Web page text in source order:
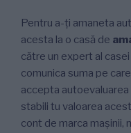
Pentru a-ți amaneta
acesta la o casă de
către un expert al
comunica suma pe
accepta autoevaluarea
stabili tu valoarea
cont de marca mașinii,